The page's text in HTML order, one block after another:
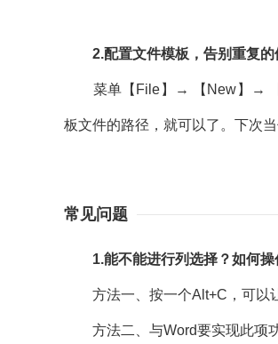
2.配置文件模板，告别重复的
菜单【File】→ 【New】→ 【
板文件的路径，就可以了。下次
常见问题
1.能不能进行列选择？如何操
方法一、按一个Alt+C，可以让
方法二、与Word要实现此项功